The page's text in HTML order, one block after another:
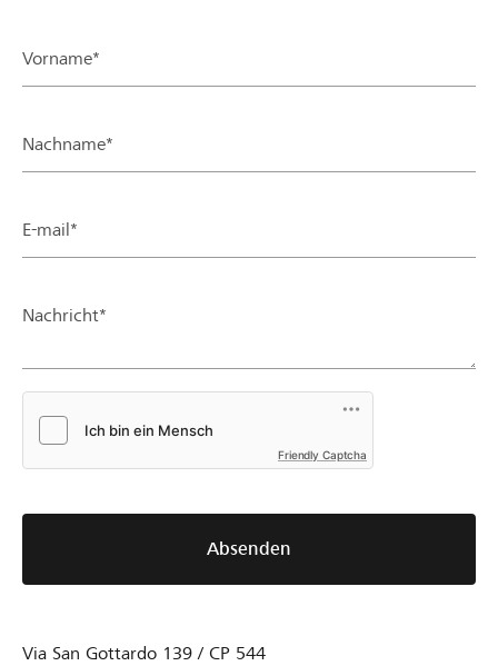
Vorname*
Nachname*
E-mail*
Nachricht*
Friendly Captcha
Absenden
Via San Gottardo 139 / CP 544